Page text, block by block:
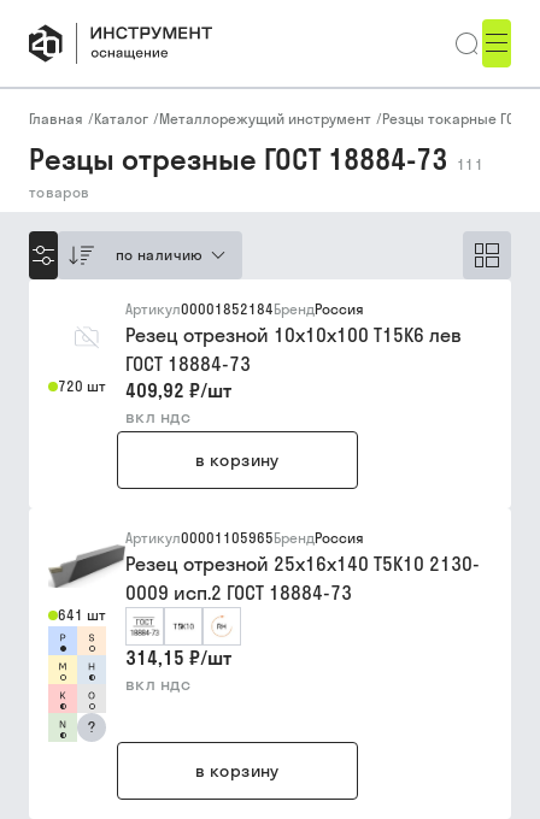
Главная /Каталог /Металлорежущий инструмент /Резцы токарные ГОСТ,
Резцы отрезные ГОСТ 18884-73
111
товаров
по наличию
720 шт
Артикул00001852184БрендРоссия
Резец отрезной 10х10х100 Т15К6 лев
ГОСТ 18884-73
409,92 ₽/шт
вкл ндс
в корзину
641 шт
?
Артикул00001105965БрендРоссия
Резец отрезной 25х16х140 Т5К10 2130-
0009 исп.2 ГОСТ 18884-73
314,15 ₽/шт
вкл ндс
в корзину